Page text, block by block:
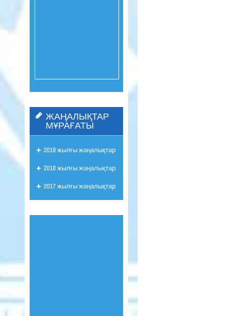
ЖАҢАЛЫҚТАР
МҰРАҒАТЫ
2019 жылғы жаңалықтар
2018 жылғы жаңалықтар
2017 жылғы жаңалықтар